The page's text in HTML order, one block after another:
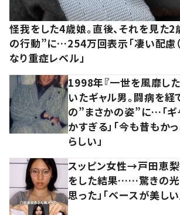
怪我をした4歳娘。直後、それを見た
の行動”に…254万回表示「凄い配慮（
なり重症レベル」
1998年『一世を風靡し
いたギャル男。闘病を
の”まさかの姿”に…「ギャ
かすぎる」「今も昔もか
らしい」
スッピン女性→戸田恵梨
をした結果……驚きの光
思った」「ベースが美しい